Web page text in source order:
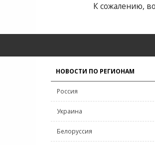
К сожалению,
НОВОСТИ ПО РЕГИОНАМ
Россия
Украина
Белоруссия